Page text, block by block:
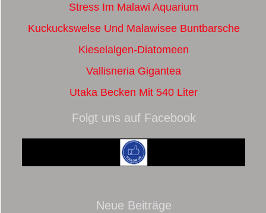
Stress Im Malawi Aquarium
Kuckuckswelse Und Malawisee Buntbarsche
Kieselalgen-Diatomeen
Vallisneria Gigantea
Utaka Becken Mit 540 Liter
Folgt uns auf Facebook
Neue Beiträge